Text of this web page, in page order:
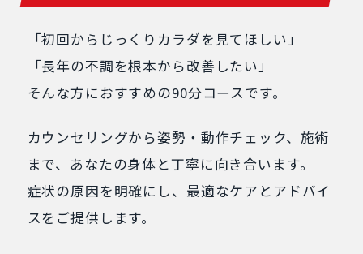
「初回からじっくりカラダを見てほしい」
「長年の不調を根本から改善したい」
そんな方におすすめの90分コースです。
カウンセリングから姿勢・動作チェック、施術
まで、あなたの身体と丁寧に向き合います。
症状の原因を明確にし、最適なケアとアドバイ
スをご提供します。